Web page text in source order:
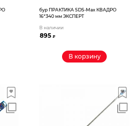
бур ПРАКТИКА SDS-Max КВАДРО
16*340 мм ЭКСПЕРТ
В наличии
895₽
В корзину